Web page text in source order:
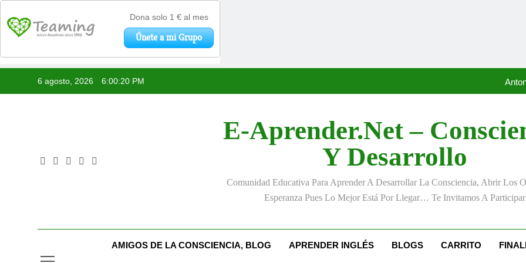
6 agosto, 2026 6:00:21 PM
«La kinesina y la felicidad:
E-Aprender.net –
Y Desarrollo
Comunidad Educativa Para Aprender A Desarrollar La Consciencia, Abrir Los
Esperanza Pues Lo Mejor Está Por Llegar… Te Invitamos A Participar
AMIGOS DE LA CONSCIENCIA, BLOG APRENDER INGLÉS BLOGS CARRITO